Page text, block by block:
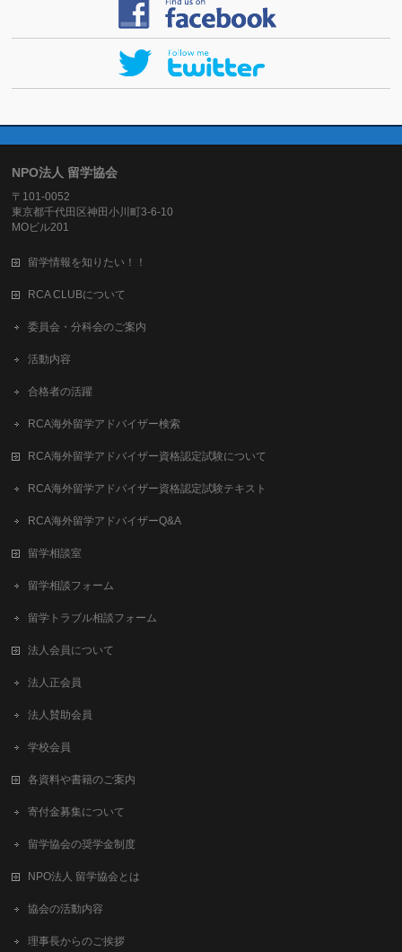
NPO法人 留学協会
〒101-0052
東京都千代田区神田小川町3-6-10
MOビル201
留学情報を知りたい！！
RCA CLUBについて
委員会・分科会のご案内
活動内容
合格者の活躍
RCA海外留学アドバイザー検索
RCA海外留学アドバイザー資格認定試験について
RCA海外留学アドバイザー資格認定試験テキスト
RCA海外留学アドバイザーQ&A
留学相談室
留学相談フォーム
留学トラブル相談フォーム
法人会員について
法人正会員
法人賛助会員
学校会員
各資料や書籍のご案内
寄付金募集について
留学協会の奨学金制度
NPO法人 留学協会とは
協会の活動内容
理事長からのご挨拶